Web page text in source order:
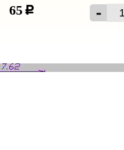
65 c